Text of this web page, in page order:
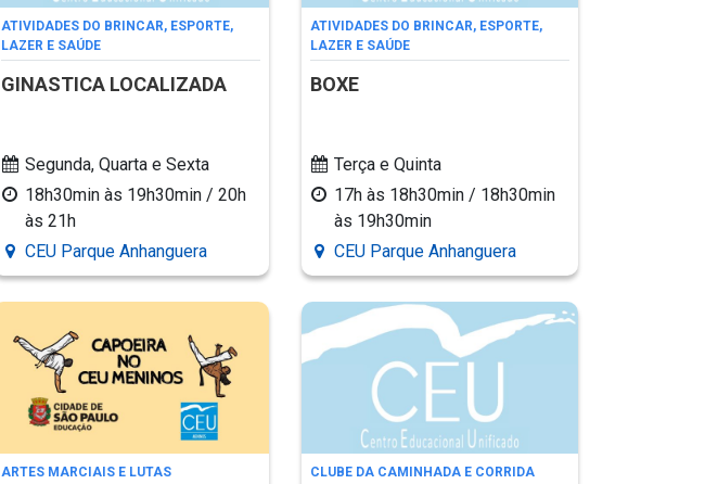
ATIVIDADES DO BRINCAR, ESPORTE,
LAZER E SAÚDE
GINASTICA LOCALIZADA
Segunda, Quarta e Sexta
18h30min às 19h30min / 20h
às 21h
CEU Parque Anhanguera
ATIVIDADES DO BRINCAR, ESPORTE,
LAZER E SAÚDE
BOXE
Terça e Quinta
17h às 18h30min / 18h30min
às 19h30min
CEU Parque Anhanguera
ARTES MARCIAIS E LUTAS CLUBE DA CAMINHADA E CORRIDA